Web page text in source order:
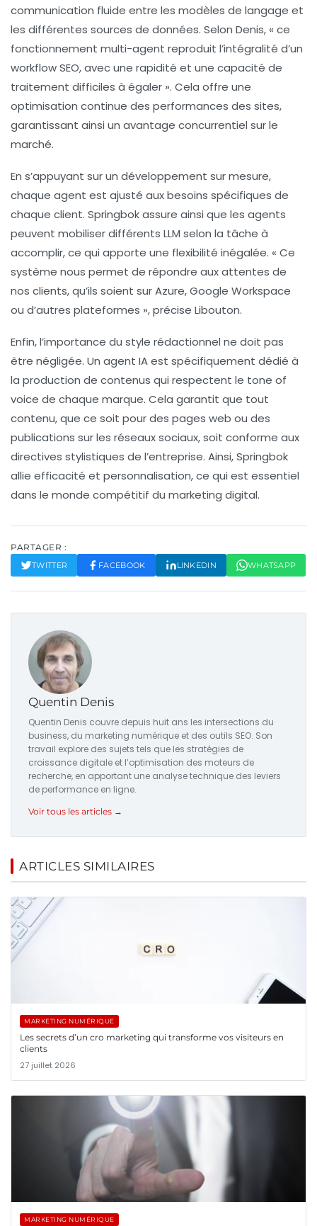
communication fluide entre les modèles de langage et
les différentes sources de données. Selon Denis, « ce
fonctionnement multi-agent reproduit l’intégralité d’un
workflow SEO, avec une rapidité et une capacité de
traitement difficiles à égaler ». Cela offre une
optimisation continue des performances des sites,
garantissant ainsi un avantage concurrentiel sur le
marché.
En s’appuyant sur un développement sur mesure,
chaque agent est ajusté aux besoins spécifiques de
chaque client. Springbok assure ainsi que les agents
peuvent mobiliser différents LLM selon la tâche à
accomplir, ce qui apporte une flexibilité inégalée. « Ce
système nous permet de répondre aux attentes de
nos clients, qu’ils soient sur Azure, Google Workspace
ou d’autres plateformes », précise Libouton.
Enfin, l’importance du style rédactionnel ne doit pas
être négligée. Un agent IA est spécifiquement dédié à
la production de contenus qui respectent le tone of
voice de chaque marque. Cela garantit que tout
contenu, que ce soit pour des pages web ou des
publications surles réseaux sociaux, soit conforme aux
directives stylistiques de l’entreprise. Ainsi, Springbok
allie efficacité et personnalisation, ce qui est essentiel
dans le monde compétitif du marketing digital.
PARTAGER :
TWITTER FACEBOOK LINKEDIN WHATSAPP
Quentin Denis
Quentin Denis couvre depuis huit ans les intersections du
business, du marketing numérique et des outils SEO. Son
travail explore des sujets tels que les stratégies de
croissance digitale et l’optimisation des moteurs de
recherche, en apportant une analyse technique des leviers
de performance en ligne.
Voir tous les articles →
ARTICLES SIMILAIRES
MARKETING NUMÉRIQUE
Les secrets d’un cro marketing qui transforme vos visiteurs en
clients
27 juillet 2026
MARKETING NUMÉRIQUE